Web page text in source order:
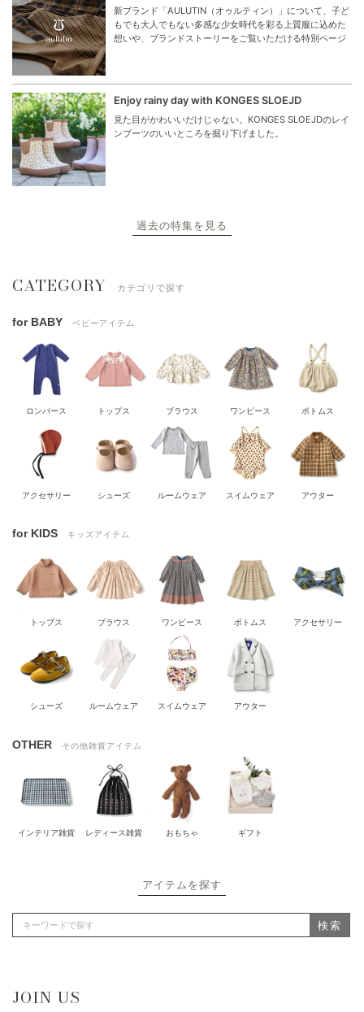
新ブランド「AULUTIN（オゥルティン）」について、子ど
もでも大人でもない多感な少女時代を彩る上質服に込めた
想いや、ブランドストーリーをご覧いただける特別ページ
Enjoy rainy day with KONGES SLOEJD
見た目がかわいいだけじゃない。KONGES SLOEJDのレイ
ンブーツのいいところを掘り下げました。
過去の特集を見る
CATEGORY カテゴリで探す
for BABY ベビーアイテム
ロンパース トップス ブラウス ワンピース ボトムス
アクセサリー シューズ ルームウェア スイムウェア アウター
for KIDS キッズアイテム
トップス ブラウス ワンピース ボトムス アクセサリー
シューズ ルームウェア スイムウェア アウター
OTHER その他雑貨アイテム
インテリア雑貨 レディース雑貨 おもちゃ ギフト
アイテムを探す
検索
JOIN US